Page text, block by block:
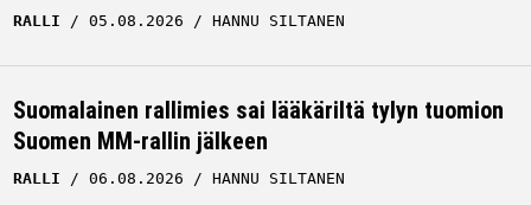
RALLI 05.08.2026 HANNU SILTANEN
Suomalainen rallimies sai lääkäriltä tylyn tuomion
Suomen MM-rallin jälkeen
RALLI 06.08.2026 HANNU SILTANEN